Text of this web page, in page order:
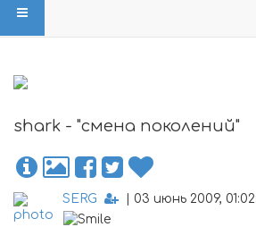
shark - "смена поколений"
SERG | 03 июнь 2009,